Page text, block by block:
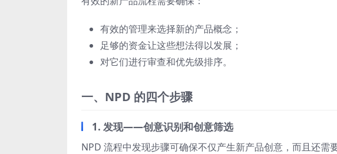
有效的管理来选择新的产品概念；
足够的资金让这些想法得以发展；
对它们进行审查和优先级排序。
一、NPD 的四个步骤
1. 发现——创意识别和创意筛选
NPD 流程中发现步骤可确保不仅产生新产品创意，而且还需